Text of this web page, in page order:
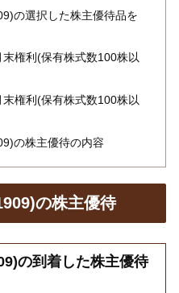
の選択した株主優待品を
権利(保有株式数100株以
権利(保有株式数100株以
の株主優待の内容
の株主優待
の到着した株主優待